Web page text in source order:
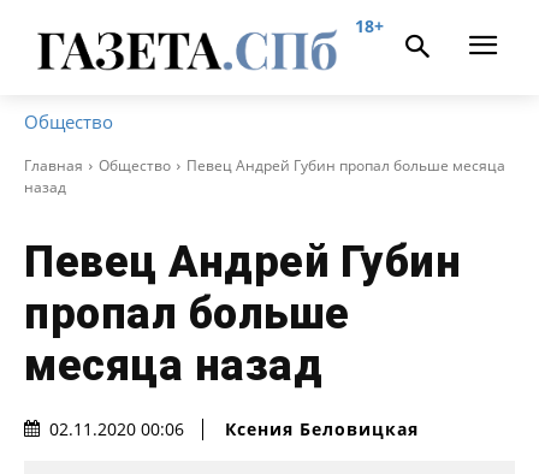
18+
Общество
Главная Общество
Певец Андрей Губин пропал больше месяца
назад
Певец Андрей Губин
пропал больше
месяца назад
02.11.2020 00:06 Ксения Беловицкая